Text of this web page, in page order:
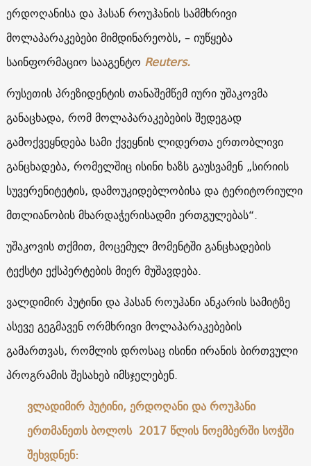
ერდოღანისა და ჰასან როუჰანის სამმხრივი
მოლაპარაკებები მიმდინარეობს, – იუწყება
საინფორმაციო სააგენტო Reuters.
რუსეთის პრეზიდენტის თანაშემწემ იური უშაკოვმა
განაცხადა, რომ მოლაპარაკებების შედეგად
გამოქვეყნდება სამი ქვეყნის ლიდერთა ერთობლივი
განცხადება, რომელშიც ისინი ხაზს გაუსვამენ „სირიის
სუვერენიტეტის, დამოუკიდებლობისა და ტერიტორიული
მთლიანობის მხარდაჭერისადმი ერთგულებას“.
უშაკოვის თქმით, მოცემულ მომენტში განცხადების
ტექსტი ექსპერტების მიერ მუშავდება.
ვალდიმირ პუტინი და ჰასან როუჰანი ანკარის სამიტზე
ასევე გეგმავენ ორმხრივი მოლაპარაკებების
გამართვას, რომლის დროსაც ისინი ირანის ბირთვული
პროგრამის შესახებ იმსჯელებენ.
ვლადიმირ პუტინი, ერდოღანი და როუჰანი
ერთმანეთს ბოლოს 2017 წლის ნოემბერში სოჭში
შეხვდნენ: